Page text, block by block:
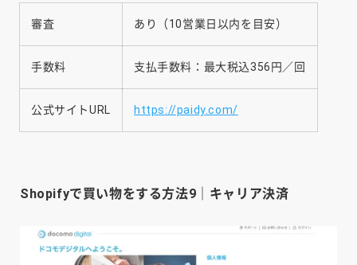
審査 あり（10営業日以内を目安）
手数料 支払手数料：最大税込356円／回
公式サイトURL https://paidy.com/
Shopifyで買い物をする方法9｜キャリア決済